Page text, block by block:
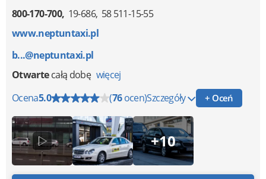
800-170-700 19-686 58 511-15-55
www.neptuntaxi.pl
b...@neptuntaxi.pl
Otwartecałą dobę więcej
Ocena5.0 (76ocen)Szczegóły + Oceń
+10